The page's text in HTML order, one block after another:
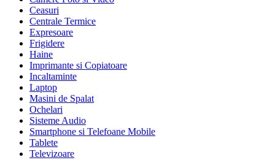
Ceasuri
Centrale Termice
Expresoare
Frigidere
Haine
Imprimante si Copiatoare
Incaltaminte
Laptop
Masini de Spalat
Ochelari
Sisteme Audio
Smartphone si Telefoane Mobile
Tablete
Televizoare